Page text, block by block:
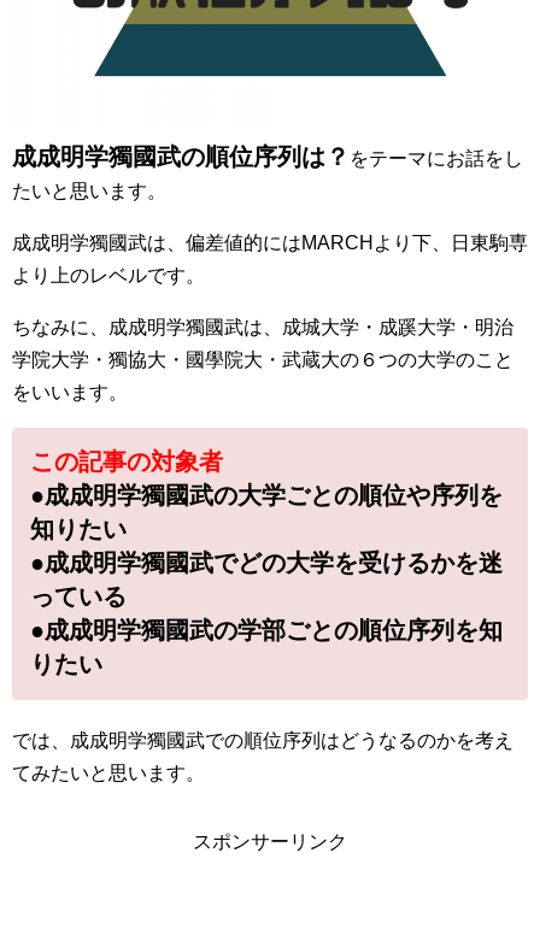
成成明学獨國武の順位序列は？ をテーマにお話をし
たいと思います。
成成明学獨國武は、偏差値的にはMARCHより下、日東駒専
より上のレベルです。
ちなみに、成成明学獨國武は、成城大学・成蹊大学・明治
学院大学・獨協大・國學院大・武蔵大の６つの大学のこと
をいいます。
この記事の対象者
●成成明学獨國武の大学ごとの順位や序列を
知りたい
●成成明学獨國武でどの大学を受けるかを迷
っている
●成成明学獨國武の学部ごとの順位序列を知
りたい
では、成成明学獨國武での順位序列はどうなるのかを考え
てみたいと思います。
スポンサーリンク